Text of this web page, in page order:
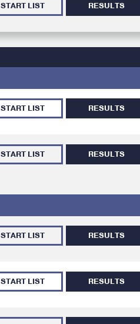
START LIST RESULTS
START LIST RESULTS
START LIST RESULTS
START LIST RESULTS
START LIST RESULTS